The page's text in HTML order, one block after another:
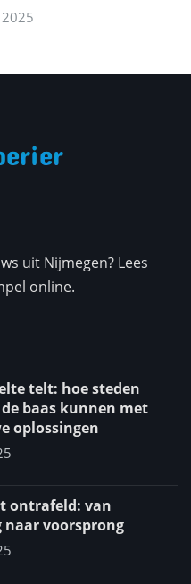
uit Nijmegen? Lees
online.
telt: hoe steden
baas kunnen met
oplossingen
ontrafeld: van
voorsprong